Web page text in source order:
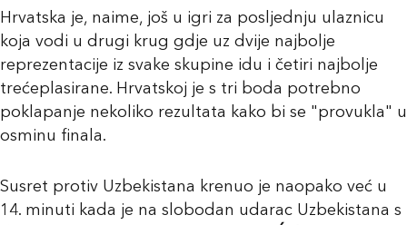
Hrvatska je, naime, još u igri za posljednju ulaznicu
koja vodi u drugi krug gdje uz dvije najbolje
reprezentacije iz svake skupine idu i četiri najbolje
trećeplasirane. Hrvatskoj je s tri boda potrebno
poklapanje nekoliko rezultata kako bi se "provukla" u
osminu finala.
Susret protiv Uzbekistana krenuo je naopako već u
14. minuti kada je na slobodan udarac Uzbekistana s